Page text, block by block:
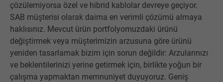
çözülemiyorsa özel ve hibrid kablolar devreye geçiyor.
SAB müşterisi olarak daima en verimli çözümü almaya
haklısınız. Mevcut ürün portfolyomuzdaki ürünü
değiştirmek veya müşterimizin arzusuna göre ürünü
yeniden tasarlamak bizim için sorun değildir: Arzularınızı
ve beklentilerinizi yerine getirmek için, birlikte yoğun bir
çalışma yapmaktan memnuniyet duyuyoruz. Geniş